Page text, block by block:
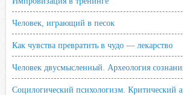
Человек, играющий в песок
Как чувства превратить в чудо — лекарство
Человек двусмысленный. Археология
Социлогический психологизм. Критический